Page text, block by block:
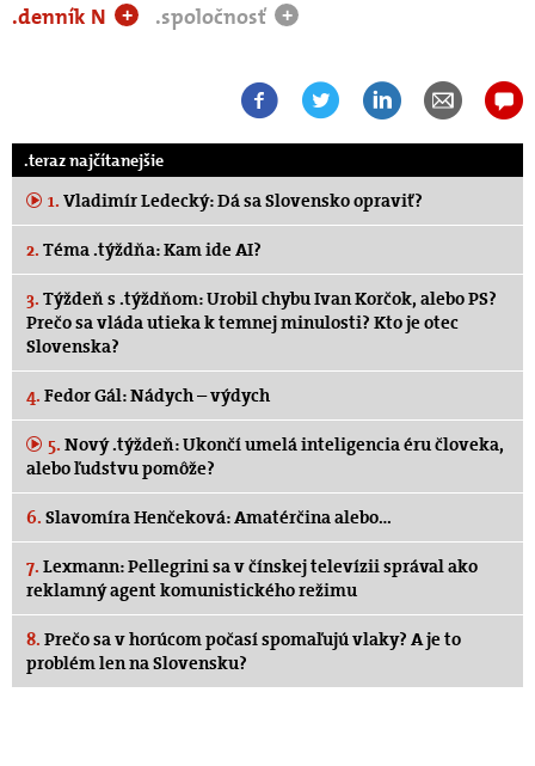
.denník N
+ .spoločnosť +
.teraz najčítanejšie
1. Vladimír Ledecký: Dá sa Slovensko opraviť?
2. Téma .týždňa: Kam ide AI?
3. Týždeň s .týždňom: Urobil chybu Ivan Korčok, alebo PS?
Prečo sa vláda utieka k temnej minulosti? Kto je otec
Slovenska?
4. Fedor Gál: Nádych – výdych
5. Nový .týždeň: Ukončí umelá inteligencia éru človeka,
alebo ľudstvu pomôže?
6. Slavomíra Henčeková: Amatérčina alebo…
7. Lexmann: Pellegrini sa v čínskej televízii správal ako
reklamný agent komunistického režimu
8. Prečo sa v horúcom počasí spomaľujú vlaky? A je to
problém len na Slovensku?